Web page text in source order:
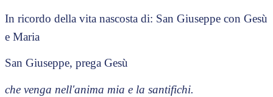
In ricordo della vita nascosta di: San Giuseppe con Gesù
e Maria
San Giuseppe, prega Gesù
che venga nell'anima mia e la santifichi.